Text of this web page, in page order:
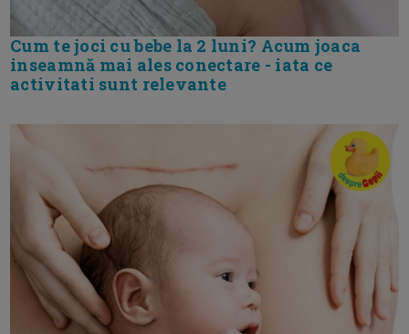
Cum te joci cu bebe la 2 luni? Acum joaca
inseamnă mai ales conectare - iata ce
activitati sunt relevante